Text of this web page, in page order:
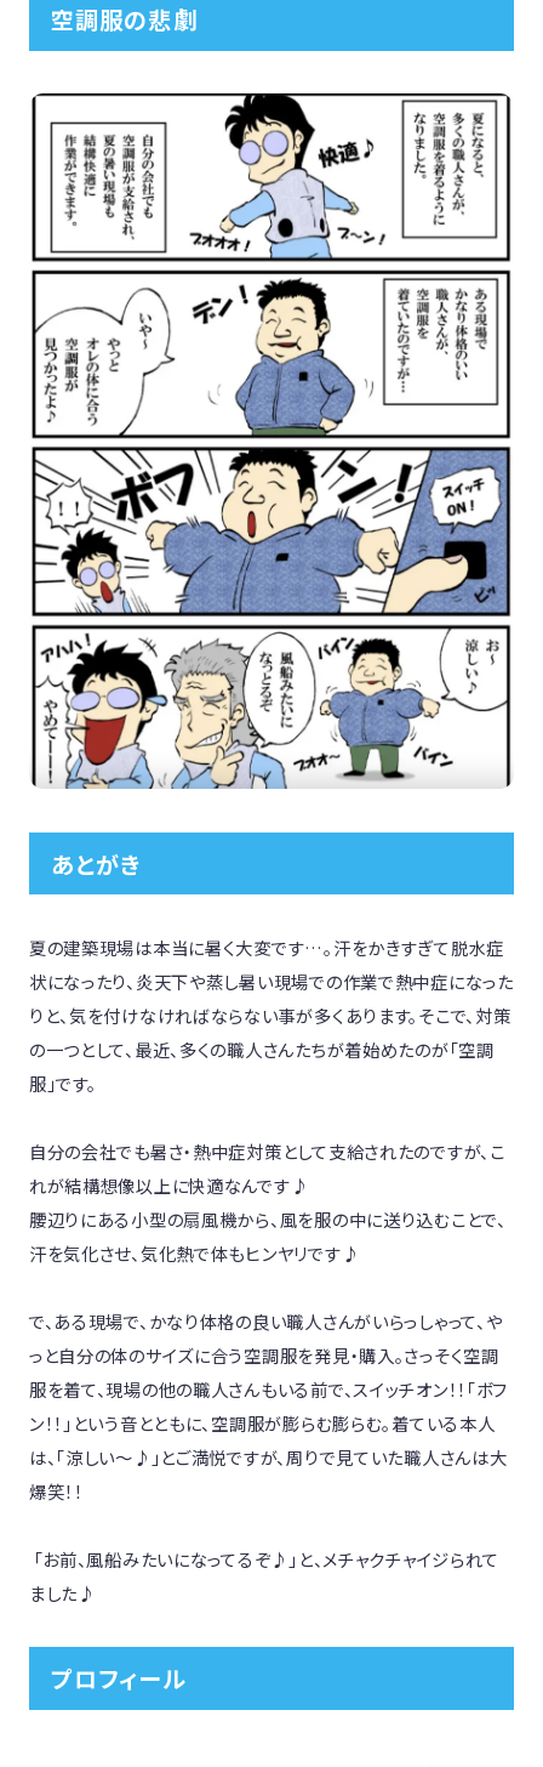
空調服の悲劇
あとがき
夏の建築現場は本当に暑く大変です…。汗をかきすぎて脱水症
状になったり、炎天下や蒸し暑い現場での作業で熱中症になった
りと、気を付けなければならない事が多くあります。そこで、対策
の一つとして、最近、多くの職人さんたちが着始めたのが「空調
服」です。
自分の会社でも暑さ・熱中症対策として支給されたのですが、こ
れが結構想像以上に快適なんです♪
腰辺りにある小型の扇風機から、風を服の中に送り込むことで、
汗を気化させ、気化熱で体もヒンヤリです♪
で、ある現場で、かなり体格の良い職人さんがいらっしゃって、や
っと自分の体のサイズに合う空調服を発見・購入。さっそく空調
服を着て、現場の他の職人さんもいる前で、スイッチオン！！「ボフ
ン！！」という音とともに、空調服が膨らむ膨らむ。着ている本人
は、「涼しい～♪」とご満悦ですが、周りで見ていた職人さんは大
爆笑！！
ました♪
プロフィール